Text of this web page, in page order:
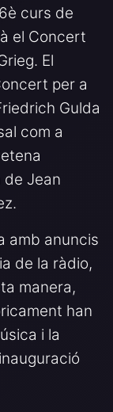
curs de
el Concert
El
per a
Gulda
com a
de Jean
amb anuncis
de la ràdio,
manera,
han
i la